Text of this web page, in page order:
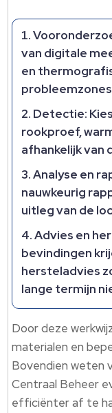
van digitale
en
Detectie:
rookproef,
afhankelijk van
Analyse en
nauwkeurig
uitleg van de
Advies en
bevindingen
hersteladvies
lange termijn
Door deze
materialen en
Bovendien weten
Centraal Beheer
efficiënter af te